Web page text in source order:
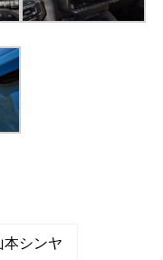
本シンヤ